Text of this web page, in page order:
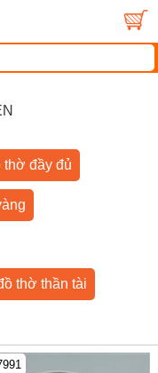
thờ đầy đủ
thờ thần tài